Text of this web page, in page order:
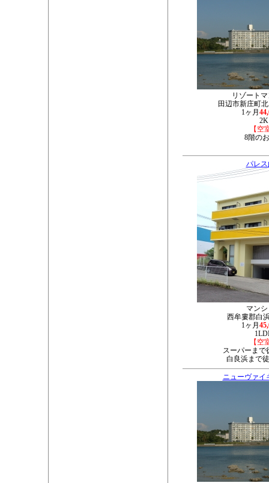
リゾート
田辺市新庄町
1ヶ月
2K
【空
8階の
パレ
マン
西牟婁郡白
1ヶ月
【空
スーパーまで
白良浜まで
ニューヴァイ